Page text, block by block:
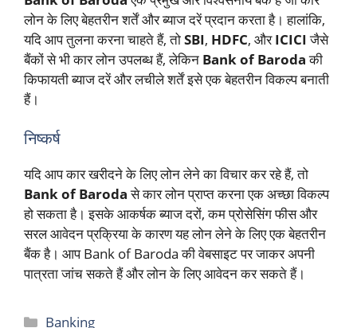
लोन के लिए बेहतरीन शर्तें और ब्याज दरें प्रदान करता है। हालांकि,
यदि आप तुलना करना चाहते हैं, तोSBI, HDFC, औरICICI जैसे
बैंकों से भी कार लोन उपलब्ध हैं, लेकिन Bank of Barodaकी
किफायती ब्याज दरें और लचीले शर्तें इसे एक बेहतरीन विकल्प बनाती
हैं।
निष्कर्ष
यदि आप कार खरीदने के लिए लोन लेने का विचार कर रहे हैं, तो
Bank of Barodaसे कार लोन प्राप्त करना एक अच्छा विकल्प
हो सकता है। इसके आकर्षक ब्याज दरों, कम प्रोसेसिंग फीस और
सरल आवेदन प्रक्रिया के कारण यह लोन लेने के लिए एक बेहतरीन
बैंक है। आप Bank of Baroda की वेबसाइट पर जाकर अपनी
पात्रता जांच सकते हैं और लोन के लिए आवेदन कर सकते हैं।
Categories
Banking